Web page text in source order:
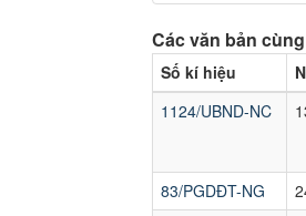
Các văn bản
Số kí hiệu
1124/UBND-NC
83/PGDĐT-NG